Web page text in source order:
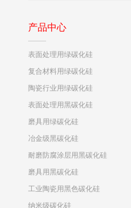
产品中心
表面处理用绿碳化硅
复合材料用绿碳化硅
陶瓷行业用绿碳化硅
表面处理用黑碳化硅
磨具用绿碳化硅
冶金级黑碳化硅
耐磨防腐涂层用黑碳化硅
磨具用黑碳化硅
工业陶瓷用黑色碳化硅
纳米级碳化硅